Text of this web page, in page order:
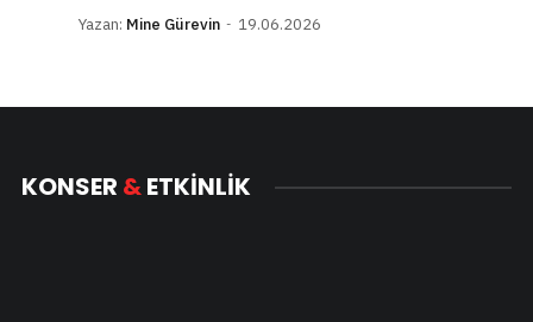
Yazan: Mine Gürevin 19.06.2026
KONSER &ETKINLIK